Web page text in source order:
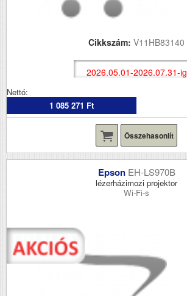
Cikkszám: V11HB83140
2026.05.01-2026.07.31-ig
Nettó:
1 085 271 Ft
Összehasonlít
Epson EH-LS970B
lézerházimozi projektor
Wi-Fi-s